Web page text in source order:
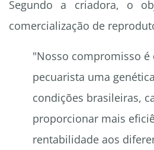
Segundo a criadora, o
comercialização de
"Nosso compromisso é
pecuarista uma
condições brasileiras,
proporcionar mais
rentabilidade aos